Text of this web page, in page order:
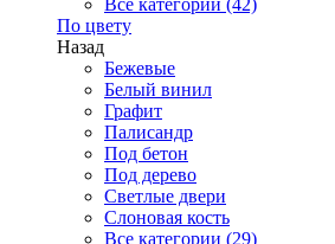
Все категории (42)
По цвету
Назад
Бежевые
Белый винил
Графит
Палисандр
Под бетон
Под дерево
Светлые двери
Слоновая кость
Все категории (29)